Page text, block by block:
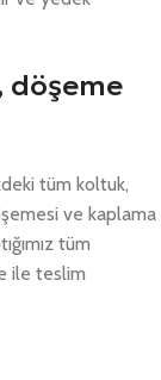
döşeme
tüm koltuk,
ve kaplama
tüm
ile teslim